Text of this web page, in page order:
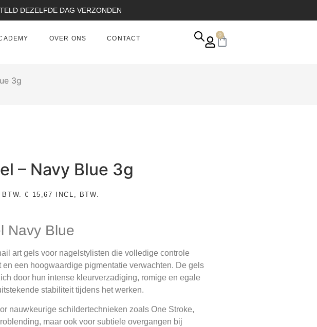
DEZELFDE DAG VERZONDEN
OVER ONS CONTACT
0
3g
– Navy Blue 3g
BTW.€ 15,67 INCL, BTW.
Navy Blue
art gels voor nagelstylisten die volledige controle
en een hoogwaardige pigmentatie verwachten. De gels
door hun intense kleurverzadiging, romige en egale
stabiliteit tijdens het werken.
nauwkeurige schildertechnieken zoals One Stroke,
maar ook voor subtiele overgangen bij